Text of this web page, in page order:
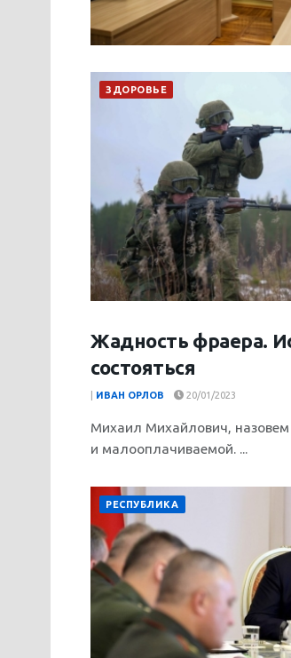
ЗДОРОВЬЕ
ПРОИСШЕСТВИЯ
Жадность фраера.
состояться
ИВАН ОРЛОВ 20/01/2023
Михаил Михайлович,
и малооплачиваемой. ...
РЕСПУБЛИКА